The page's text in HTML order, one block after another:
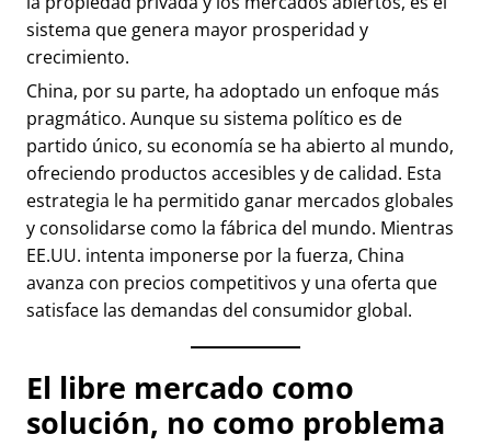
sistema que genera mayor prosperidad y
crecimiento.
China, por su parte, ha adoptado un enfoque más
pragmático. Aunque su sistema político es de
partido único, su economía se ha abierto al mundo,
ofreciendo productos accesibles y de calidad. Esta
estrategia le ha permitido ganar mercados globales
y consolidarse como la fábrica del mundo. Mientras
EE.UU. intenta imponerse por la fuerza, China
avanza con precios competitivos y una oferta que
satisface las demandas del consumidor global.
El libre mercado como
solución, no como problema